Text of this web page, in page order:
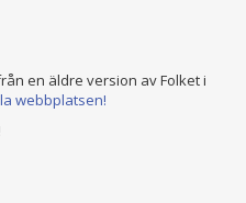
en äldre version av Folket i
webbplatsen!